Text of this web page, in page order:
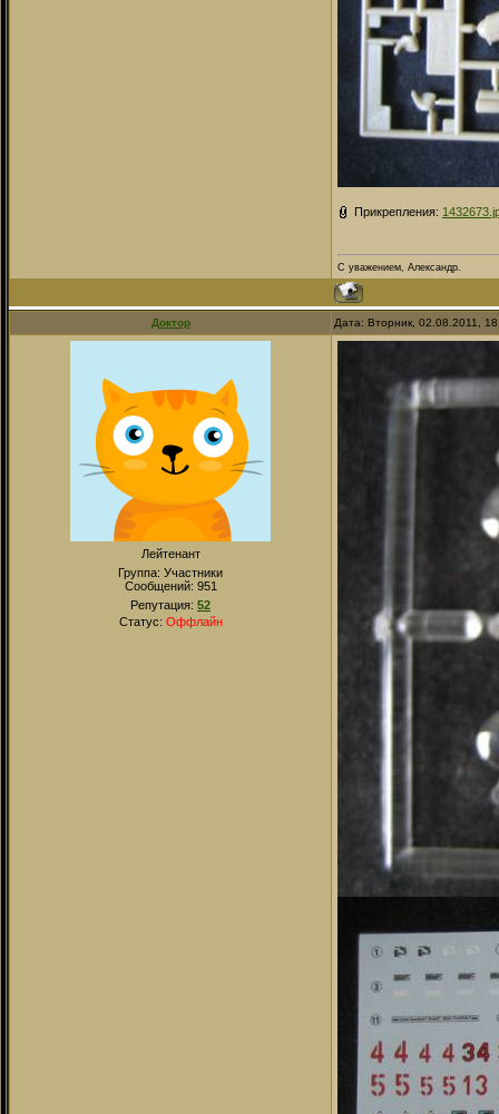
Прикрепления:
С уважением, Александр.
Доктор Дата: Вторник, 02.08.2011,
Лейтенант
Группа: Участники
Сообщений: 951
Репутация: 52
Статус: Оффлайн